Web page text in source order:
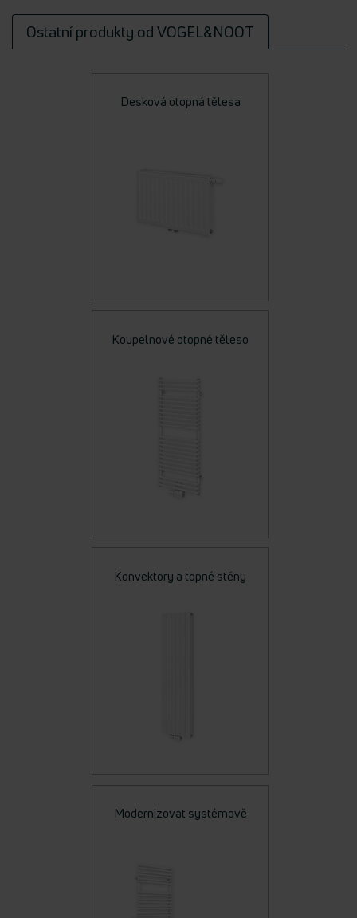
Ostatní produkty od VOGEL&NOOT
Desková otopná tělesa
Koupelnové otopné těleso
Konvektory a topné stěny
Modernizovat systémově